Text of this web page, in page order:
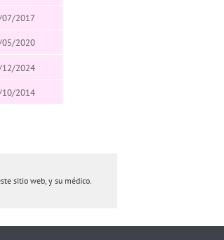
07/2017
2020
12/2024
10/2014
sitio web, y su médico.